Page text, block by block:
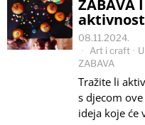
ZABAVA
08.11.2024.
Art i craft ·
ZABAVA
Tražite li
s djecom
ideja koje će